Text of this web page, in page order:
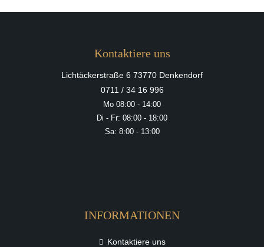
Kontaktiere uns
Lichtäckerstraße 6 73770 Denkendorf
0711 / 34 16 996
Mo 08:00 - 14:00
Di - Fr: 08:00 - 18:00
Sa: 8:00 - 13:00
INFORMATIONEN
Kontaktiere uns